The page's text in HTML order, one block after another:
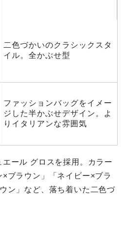
二色づかいのクラシックスタ
イル。全かぶせ型
ファッションバッグをイメー
ジした半かぶせデザイン。よ
りイタリアンな雰囲気
ール グロスを採用。カラー
ブラウン」「ネイビー×ブラ
ン」など、落ち着いた二色づ